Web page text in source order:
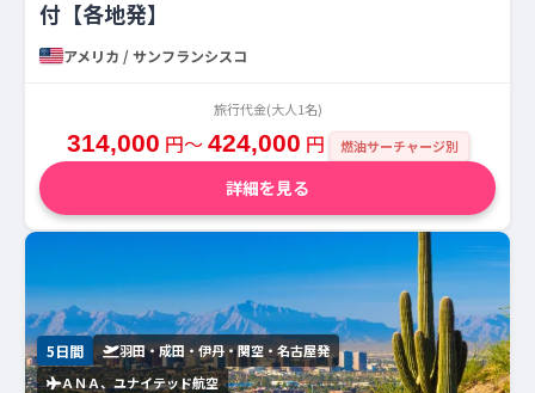
付【各地発】
アメリカ / サンフランシスコ
旅行代金(大人1名)
314,000 円〜424,000 円 燃油サーチャージ別
詳細を見る
5日間
羽田・成田・伊丹・関空・名古屋発
ＡＮＡ、ユナイテッド航空